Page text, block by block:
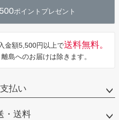
へ
500ポイントプレゼント
金額5,500円以上で送料無料。
島へのお届けは除きます。
払い
・送料